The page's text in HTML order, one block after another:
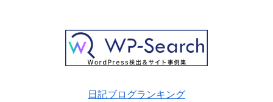
日記ブログランキング